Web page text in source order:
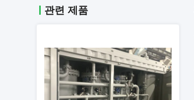
관련 제품